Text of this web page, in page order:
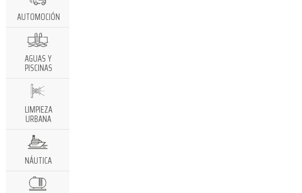
AUTOMOCIÓN
AGUAS Y
PISCINAS
LIMPIEZA
URBANA
NÁUTICA